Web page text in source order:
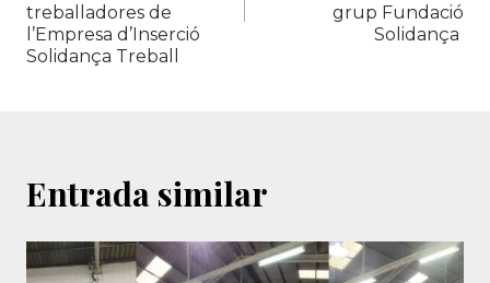
treballadores de
l’Empresa d’Inserció
Solidança Treball
grup Fundació
Solidança
Entrada similar